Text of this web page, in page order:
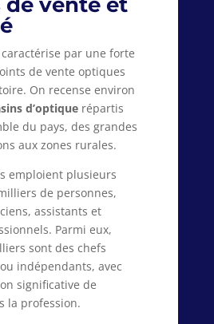
caractérise par une forte
de vente optiques
On recense environ
d’optiquerépartis
du pays, des grandes
aux zones rurales.
emploient plusieurs
de personnes,
assistants et
Parmi eux,
sont des chefs
indépendants, avec
significative de
la profession.